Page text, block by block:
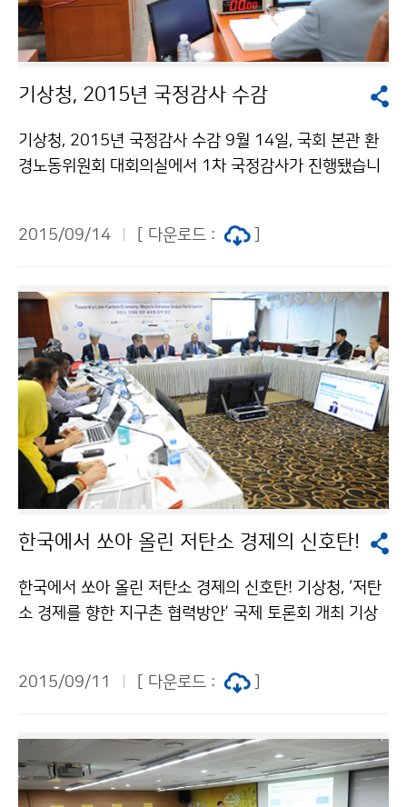
기상청, 2015년 국정감사 수감
기상청, 2015년 국정감사 수감 9월 14일, 국회 본관 환
경노동위원회 대회의실에서 1차 국정감사가 진행됐습니
광주, 대전, 강원, 제주) △ 국가기상위성센터 △항공기상
△한국형수치예보모델개발사업단 등 총 14개 기관이 동
시에 수감을 받았습니다.
2015/09/14 [ 다운로드 :
한국에서 쏘아 올린 저탄소 경제의 신호탄!
한국에서 쏘아 올린 저탄소 경제의 신호탄! 기상청, ‘저탄
소 경제를 향한 지구촌 협력방안’ 국제 토론회 개최 기상
모색하는 ‘저탄소 경제를 향한 지구촌 협력방안’ 국제 토
020년부터 선진국과 개도국 모두 온실가스 감축 의무를
부담하는 기후변화협약 아시아 및 아프리카 11개국 기후
변화 전문가가 한자리에 모인 이번 토론회에서는 △저탄
2015/09/11 [ 다운로드 :